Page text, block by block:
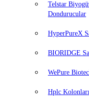
Telstar
Dondurucular
HyperPureX
BIORIDGE
WePure
Hplc Kolonları